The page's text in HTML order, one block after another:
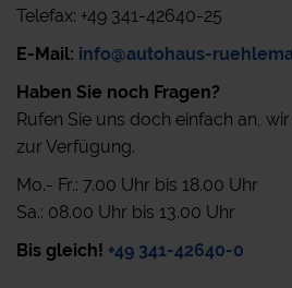
Telefax: +49 341-42640-25
E-Mail: info@autohaus-
Haben Sie noch Fragen?
Rufen Sie uns doch einfach an,
zur Verfügung.
Mo.- Fr.: 7.00 Uhr bis 18.00 Uhr
Sa.: 08.00 Uhr bis 13.00 Uhr
Bis gleich! +49 341-42640-0